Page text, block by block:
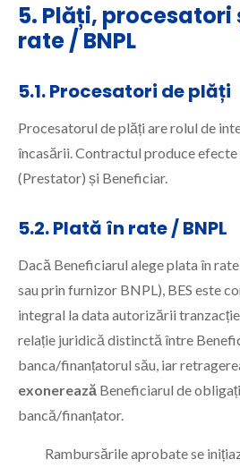
5. Plăți, procesatori
rate / BNPL
5.1. Procesatori de plăți
Procesatorul de plăți are rolul de
încasării. Contractul produce efecte
(Prestator) și Beneficiar.
5.2. Plată în rate / BNPL
Dacă Beneficiarul alege plata în
sau prin furnizor BNPL), BES este
integral la data autorizării
relație juridică distinctă între
banca/finanțatorul său, iar
exonerează Beneficiarul de
bancă/finanțator.
Rambursările aprobate se